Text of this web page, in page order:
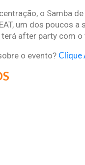
o Samba
um dos poucos
terá after party com
o evento? Clique